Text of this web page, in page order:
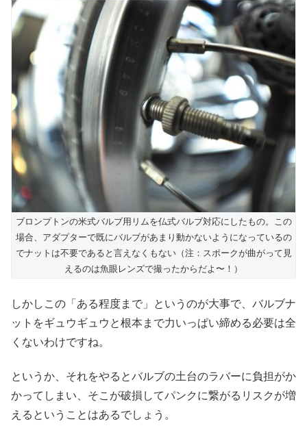
ブロンプトンの米式バルブ用リムを仏式バルブ対応にしたもの。この
場合、アダプターで既にバルブがあまり動かないようになっているの
でナットは不要であると言えなくもない（注：スポークが曲がって見
えるのは魚眼レンズで撮ったからだよ〜！）
しかしこの「ある程度まで」というのが大事で、バルブナ
ットをギュウギュウと根本まで力いっぱい締める必要は全
くないわけですね。
というか、それをやるとバルブの土台のラバーに負担がか
かってしまい、そこが破損してパンクに繋がるリスクが増
えるということはあるでしょう。